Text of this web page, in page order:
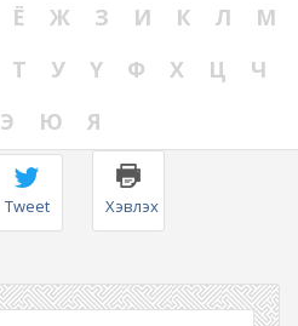
Ё Ж З И К Л
М
Т У Ү Ф Х Ц
Ч
Э Ю Я
Tweet Хэвлэх